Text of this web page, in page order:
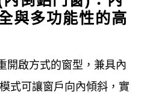
→ 簽訂合約 → 工廠內訂製
與多功能性的高
開啟方式的窗型，兼具內
式可讓窗戶向內傾斜，實